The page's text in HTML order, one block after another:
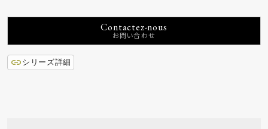
Contactez-nous
シリーズ詳細